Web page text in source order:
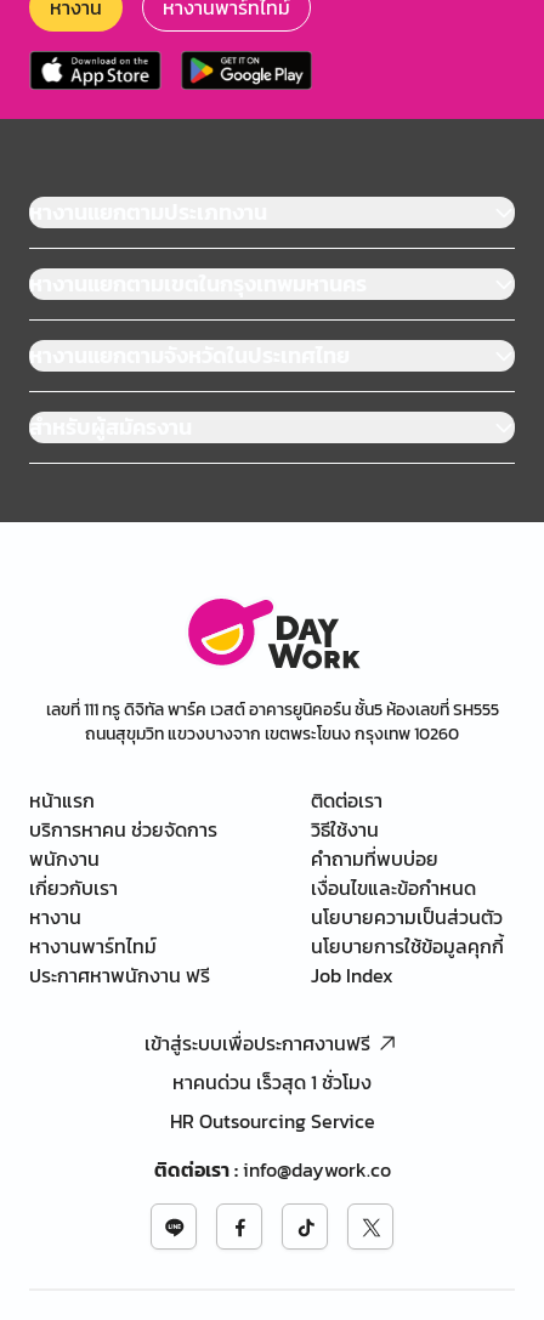
หางาน หางานพาร์ทไทม์
หางานแยกตามประเภทงาน
หางานแยกตามเขตในกรุงเทพมหานคร
หางานแยกตามจังหวัดในประเทศไทย
สำหรับผู้สมัครงาน
เลขที่ 111 ทรู ดิจิทัล พาร์ค เวสต์ อาคารยูนิคอร์น ชั้น5 ห้องเลขที่ SH555
ถนนสุขุมวิท แขวงบางจาก เขตพระโขนง กรุงเทพ 10260
หน้าแรก
บริการหาคน ช่วยจัดการ
พนักงาน
เกี่ยวกับเรา
หางาน
หางานพาร์ทไทม์
ประกาศหาพนักงาน ฟรี
ติดต่อเรา
วิธีใช้งาน
คำถามที่พบบ่อย
เงื่อนไขและข้อกำหนด
นโยบายความเป็นส่วนตัว
นโยบายการใช้ข้อมูลคุกกี้
Job Index
เข้าสู่ระบบเพื่อประกาศงานฟรี
หาคนด่วน เร็วสุด 1 ชั่วโมง
HR Outsourcing Service
ติดต่อเรา:info@daywork.co